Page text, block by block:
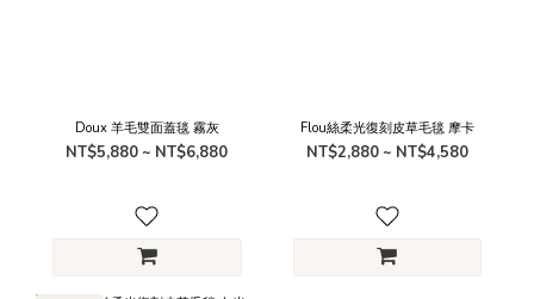
Doux 羊毛雙面蓋毯 霧灰
NT$5,880 ~ NT$6,880
Flou絲柔光復刻皮草毛毯 摩卡
NT$2,880 ~ NT$4,580